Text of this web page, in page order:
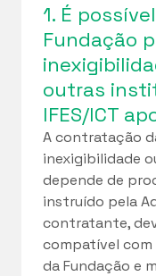
1. É
Fundação
outras
IFES/ICT
A contratação
inexigibilidade
depende de
instruído pela
contratante,
compatível
da Fundação e